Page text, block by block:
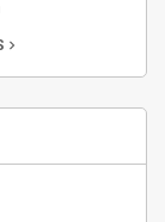
navigate_next